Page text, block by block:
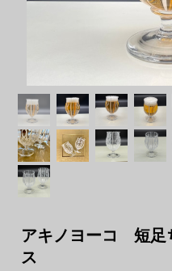
アキノヨーコ 短足
ス